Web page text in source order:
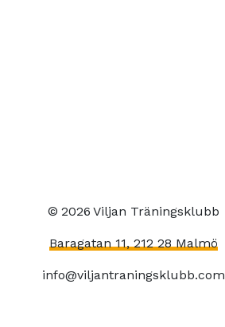
© 2026 Viljan Träningsklubb
Baragatan 11, 212 28 Malmö
info@viljantraningsklubb.com